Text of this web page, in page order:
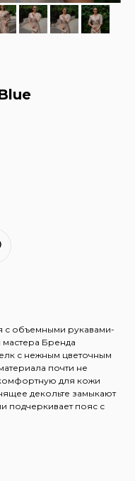
с объемными рукавами-
Бренда
с нежным цветочным
почти не
для кожи
декольте замыкают
подчеркивает пояс с